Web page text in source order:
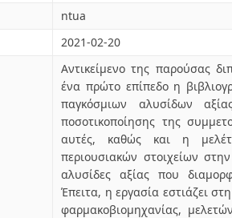
ntua
2021-02-20
Αντικείμενο της παρούσας
ένα πρώτο επίπεδο η
παγκόσμιων αλυσίδων
ποσοτικοποίησης της
αυτές, καθώς και η
περιουσιακών στοιχείων
αλυσίδες αξίας που
Έπειτα, η εργασία εστιάζει
φαρμακοβιομηχανίας,